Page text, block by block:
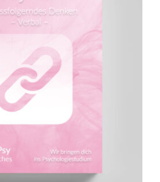
Schlussfolgerndes
verbal